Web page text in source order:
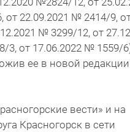
от 22.09.2021 № 2414/9,
№ 3299/12, от
3, от 17.06.2022 № 1559/
ее в новой редакции
вести» и на
Красногорск в сети